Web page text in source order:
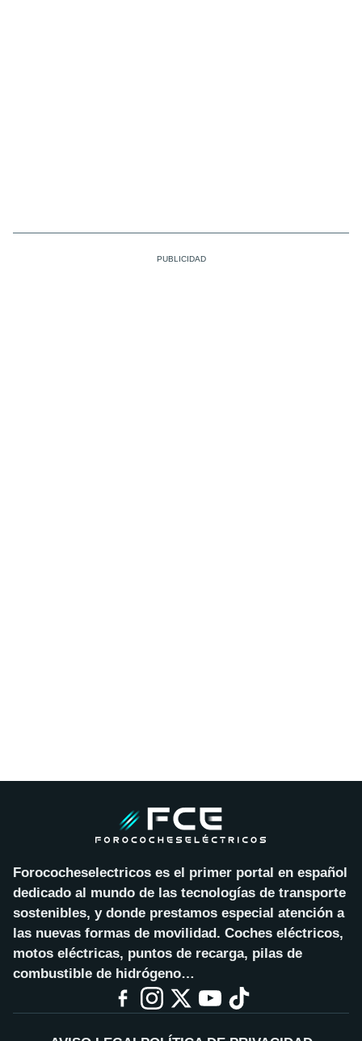
Forococheselectricos es el primer portal en español
dedicado al mundo de las tecnologías de transporte
sostenibles, y donde prestamos especial atención a
las nuevas formas de movilidad. Coches eléctricos,
motos eléctricas, puntos de recarga, pilas de
combustible de hidrógeno…